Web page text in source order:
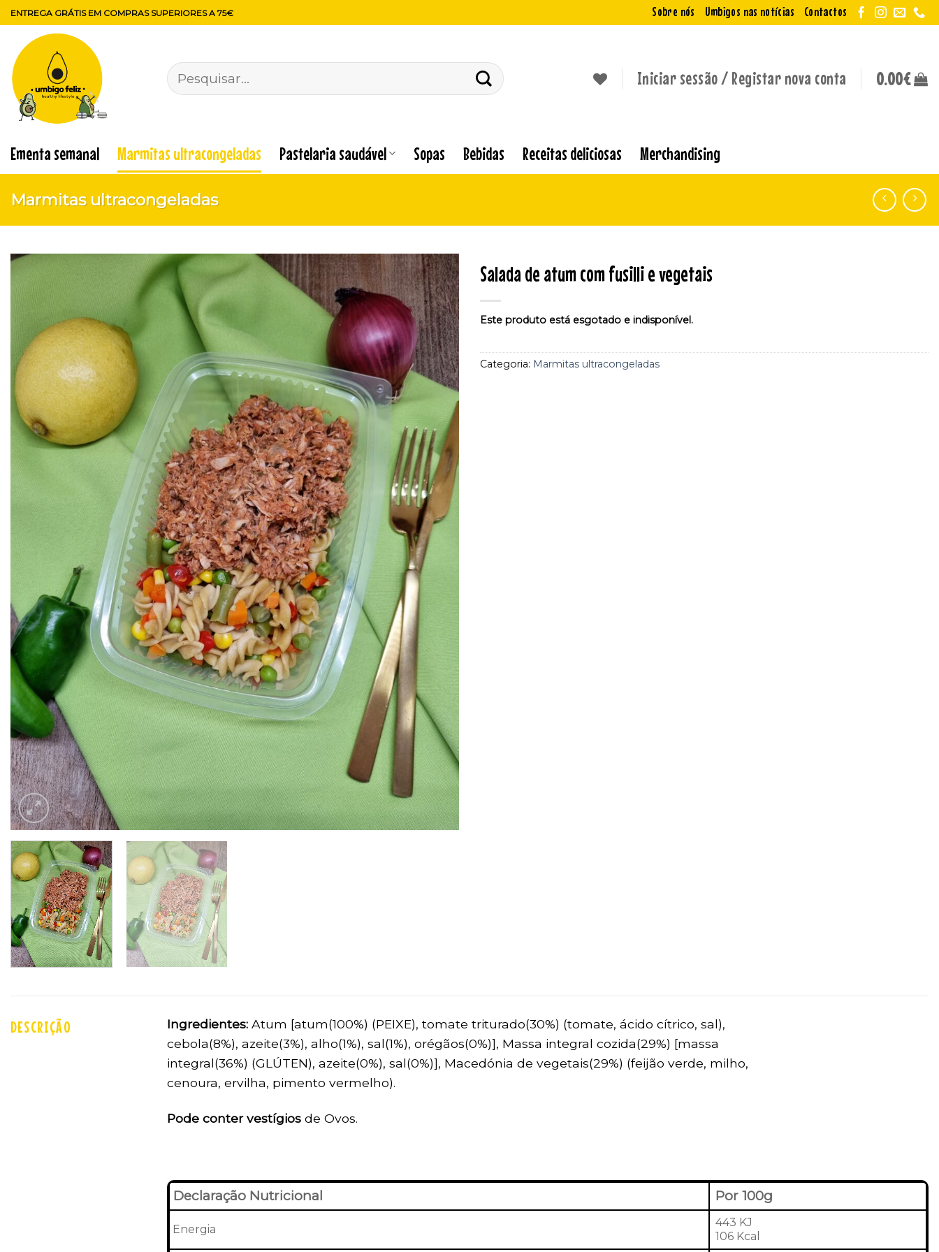
Skip
to
content
ENTREGA GRÁTIS EM COMPRAS SUPERIORES A 75€ Sobre nós Umbigos nas notícias Contactos
Pesquisar
por:
Iniciar sessão / Registar nova conta 0.00€
Ementa semanal Marmitas ultracongeladas Pastelaria saudável Sopas Bebidas Receitas deliciosas Merchandising
Marmitas ultracongeladas
Adicionar
aos
favoritos
Salada de atum com fusilli e vegetais
Este produto está esgotado e indisponível.
Categoria: Marmitas ultracongeladas
DESCRIÇÃO Ingredientes: Atum [atum(100%) (PEIXE), tomate triturado(30%) (tomate, ácido cítrico, sal),
cebola(8%), azeite(3%), alho(1%), sal(1%), orégãos(0%)], Massa integral cozida(29%) [massa
integral(36%) (GLÚTEN), azeite(0%), sal(0%)], Macedónia de vegetais(29%) (feijão verde, milho,
cenoura, ervilha, pimento vermelho).
Pode conter vestígios de Ovos.
Declaração Nutricional Por 100g
Energia
443 KJ
106 Kcal